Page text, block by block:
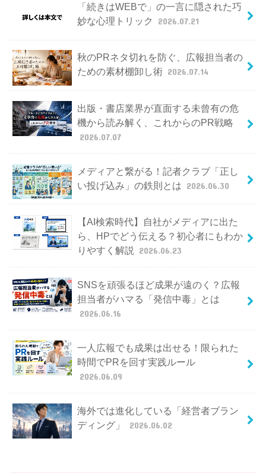
「続きはWEBで」の一言に隠された巧
妙な心理トリック
2026.07.21
秋のPRネタ切れを防ぐ、広報担当者の
ための素材棚卸し術 2026.07.14
出版・書店業界が直面する未曾有の危
機から読み解く、これからのPR戦略
2026.07.07
メディアと繋がる！記者クラブ「正し
い投げ込み」の鉄則とは 2026.06.30
【AI検索時代】自社がメディアに出た
ら、HPでどう伝える？初心者にもわか
りやすく解説
2026.06.23
SNSを頑張るほど成果が遠のく？広報
担当者がハマる「発信中毒」とは
2026.06.16
一人広報でも成果は出せる！限られた
時間でPRを回す実践ルール
2026.06.09
海外では進化している「経営者ブラン
ディング」
2026.06.02